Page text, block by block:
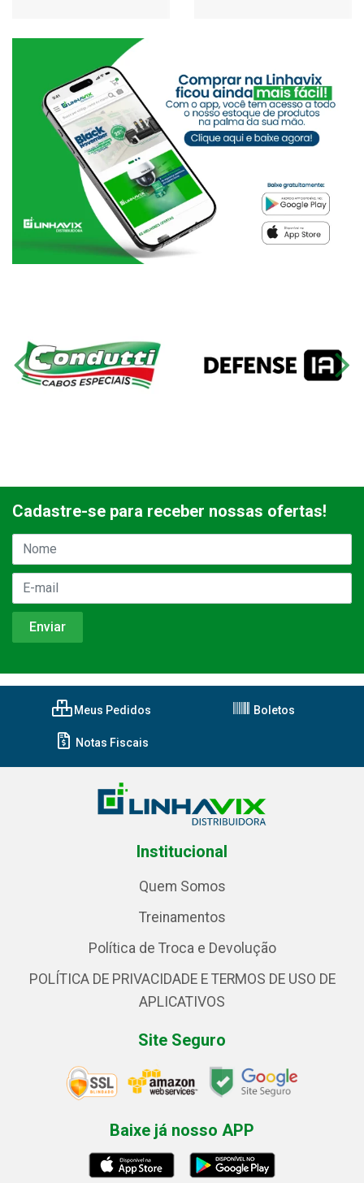
Cadastre-se para receber nossas ofertas!
Meus Pedidos Boletos
Notas Fiscais
Institucional
Quem Somos
Treinamentos
Política de Troca e Devolução
POLÍTICA DE PRIVACIDADE E TERMOS DE USO DE
APLICATIVOS
Site Seguro
Baixe já nosso APP